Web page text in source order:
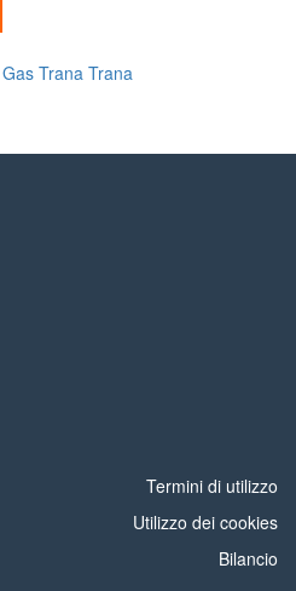
Gas Trana Trana
Termini di utilizzo
Utilizzo dei cookies
Bilancio